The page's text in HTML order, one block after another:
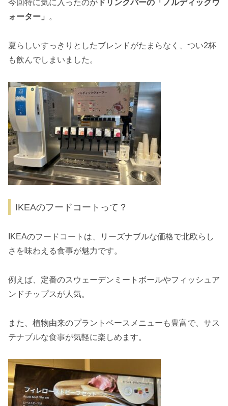
今回特に気に入ったのが ドリンクバーの「ノルディックウ
ォーター」
。
夏らしいすっきりとしたブレンドがたまらなく、つい2杯
も飲んでしまいました。
IKEAのフードコートって？
IKEAのフードコートは、リーズナブルな価格で北欧らし
さを味わえる食事が魅力です。
例えば、定番のスウェーデンミートボールやフィッシュア
ンドチップスが人気。
また、植物由来のプラントベースメニューも豊富で、サス
テナブルな食事が気軽に楽しめます。